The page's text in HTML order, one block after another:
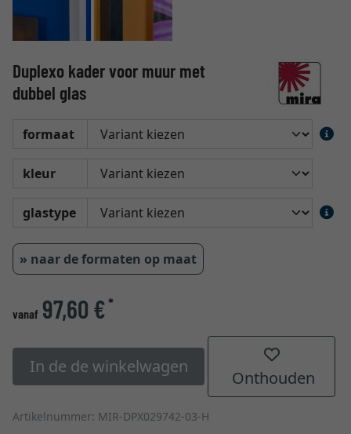
Duplexo kader voor muur met
dubbel glas
formaat
kleur
glastype
» naar de formaten op maat
vanaf 97,60 €*
In de de winkelwagen
Onthouden
Artikelnummer: MIR-DPX029742-03-H